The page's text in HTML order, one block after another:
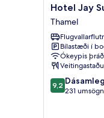
Hotel
Jay
Suites
Thamel
Hotel Jay
Thamel
Bílastæði í
Ókeypis
9.2
af
9,2
231 umsögn